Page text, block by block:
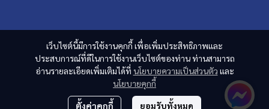
เว็บไซต์นี้มีการใช้งานคุกกี้ เพื่อเพิ่มประสิทธิภาพและ
ประสบการณ์ที่ดีในการใช้งานเว็บไซต์ของท่าน ท่านสามารถ
อ่านรายละเอียดเพิ่มเติมได้ที่ นโยบายความเป็นส่วนตัว และ
นโยบายคุกกี้
ตั้งค่าคุกกี้ ยอมรับทั้งหมด